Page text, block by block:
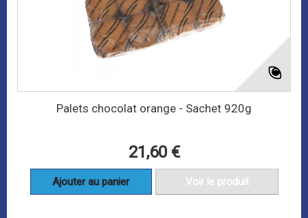
Palets chocolat orange - Sachet 920g
21,60 €
Ajouter au panier Voir le produit